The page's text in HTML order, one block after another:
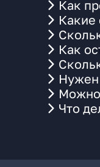
Как
Какие
Как
Нужен
Можно
Что